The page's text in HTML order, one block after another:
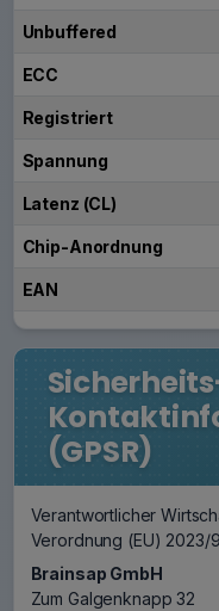
Unbuffered
ECC
Registriert
Spannung
Latenz (CL)
Chip-Anordnung
EAN
(GPSR)
Verantwortlicher
Verordnung (EU) 2023/
Brainsap GmbH
Zum Galgenknapp 32